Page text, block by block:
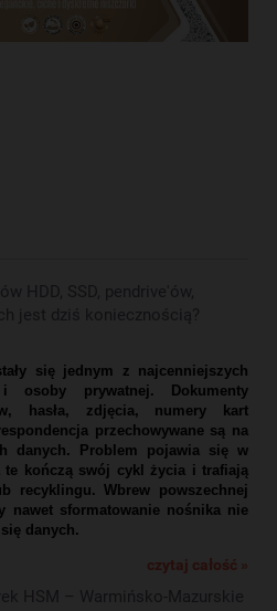
HDD, SSD, pendrive'ów,
jest dziś koniecznością?
się jednym z najcenniejszych
prywatnej. Dokumenty
hasła, zdjęcia, numery kart
przechowywane są na
danych. Problem pojawia się w
te kończą swój cykl życia i trafiają
recyklingu. Wbrew powszechnej
nawet sformatowanie nośnika nie
danych.
czytaj całość »
HSM – Warmińsko-Mazurskie